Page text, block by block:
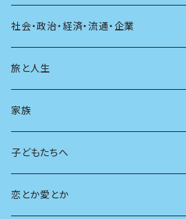
建築
スポーツ
AIと社会
広告
その他
アニメ
日本の芸能
童話
その他
人間関係
健康
育児
日常生活
学ぶ楽しみ
仕事のヒント
社会・政治・経済・流通・企業
過去
現在
未来
旅と人生
旅
人生
家族
子どもたちへ
教育
恋とか愛とか